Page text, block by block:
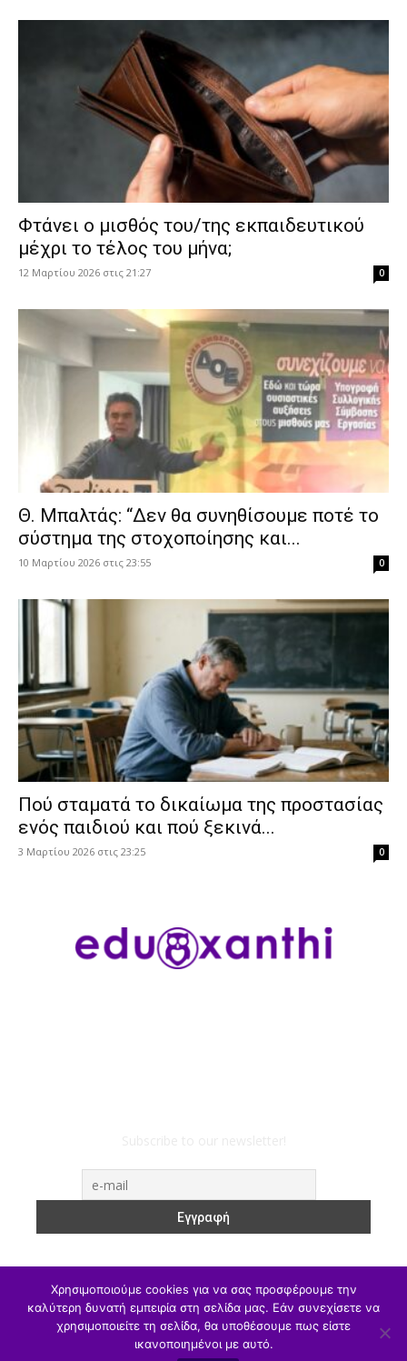
Φτάνει ο μισθός του/της εκπαιδευτικού
μέχρι το τέλος του μήνα;
12 Μαρτίου 2026 στις 21:27 0
Θ. Μπαλτάς: “Δεν θα συνηθίσουμε ποτέ το
σύστημα της στοχοποίησης και...
10 Μαρτίου 2026 στις 23:55 0
Πού σταματά το δικαίωμα της προστασίας
ενός παιδιού και πού ξεκινά...
3 Μαρτίου 2026 στις 23:25 0
ΥΠΑΙΘΑ Υπηρεσιακά Α/θμια Β/θμια
Γ/θμια
Θέσεις Εργασίας
Αθλητισμός
Χρησιμοποιούμε cookies για να σας προσφέρουμε την
καλύτερη δυνατή εμπειρία στη σελίδα μας. Εάν συνεχίσετε να
χρησιμοποιείτε τη σελίδα, θα υποθέσουμε πως είστε
ικανοποιημένοι με αυτό.